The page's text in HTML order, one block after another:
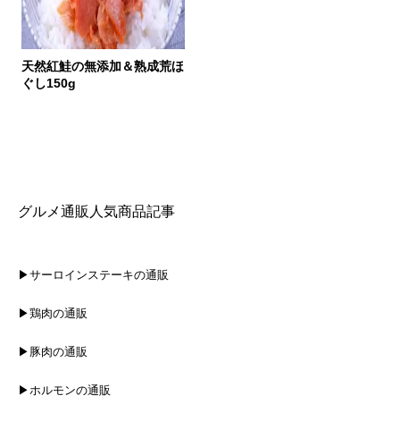
天然紅鮭の無添加＆熟成荒ほ
ぐし150g
グルメ通販人気商品記事
▶サーロインステーキの通販
▶鶏肉の通販
▶豚肉の通販
▶ホルモンの通販